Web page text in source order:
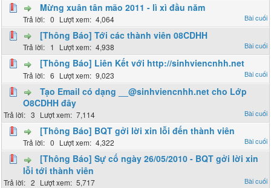
Mừng xuân tân mão 2011 - lì xì đầu năm
0 4,064
[Thông Báo] Tới các thành viên 08CDHH
1 4,938
[Thông Báo] Liên Kết với http://sinhviencnhh.net
6 9,023
Tạo Email có dạng __@sinhviencnhh.net cho Lớp
O8CDHH đây
3 7,114
[Thông Báo] BQT gởi lời xin lỗi đến thành viên
0 4,322
[Thông Báo] Sự cố ngày 26/05/2010 - BQT gởi lời xin
lỗi tới thành viên
2 5,717